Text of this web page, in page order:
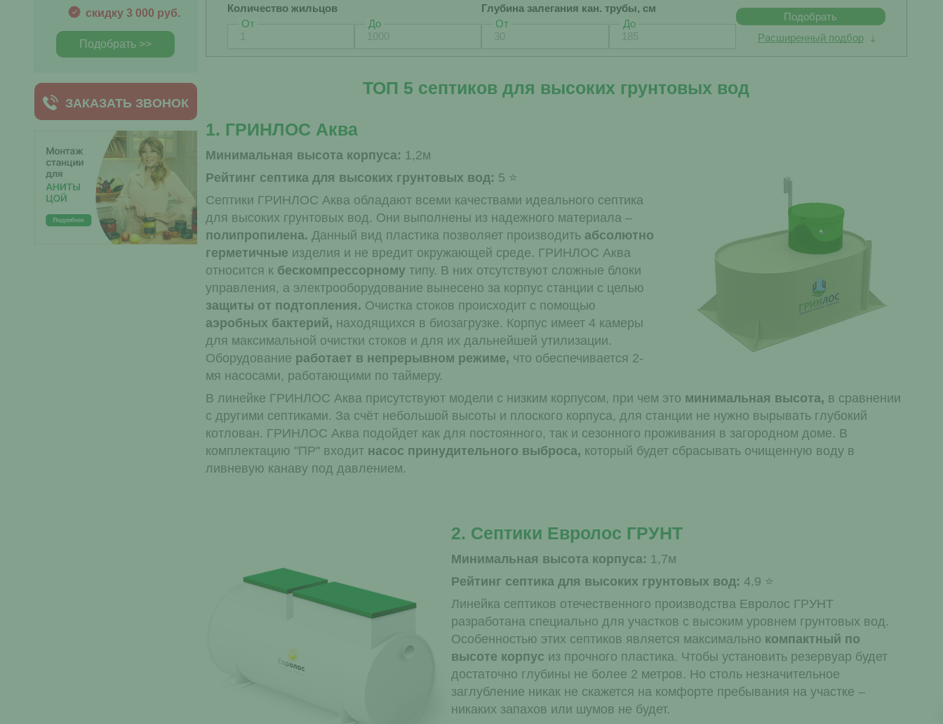
скидку 3 000 руб.
Подобрать >>
ЗАКАЗАТЬ ЗВОНОК
Количество жильцов
От
До
Глубина залегания кан. трубы, см
От
До
Подобрать
Расширенный подбор
ТОП 5 септиков для высоких грунтовых вод
1. ГРИНЛОС Аква
Минимальная высота корпуса: 1,2м
Рейтинг септика для высоких грунтовых вод: 5
Септики ГРИНЛОС Аква обладают всеми качествами идеального септика
для высоких грунтовых вод. Они выполнены из надежного материала –
полипропилена. Данный вид пластика позволяет производить абсолютно
герметичные изделия и не вредит окружающей среде. ГРИНЛОС Аква
относится к бескомпрессорномутипу. В них отсутствуют сложные блоки
управления, а электрооборудование вынесено за корпус станции с целью
защиты от подтопления. Очистка стоков происходит с помощью
аэробных бактерий, находящихся в биозагрузке. Корпус имеет 4 камеры
для максимальной очистки стоков и для их дальнейшей утилизации.
Оборудование работает в непрерывном режиме, что обеспечивается 2-
мя насосами, работающими по таймеру.
В линейке ГРИНЛОС Аква присутствуют модели с низким корпусом, при чем это минимальная высота, в сравнении
с другими септиками. За счёт небольшой высоты и плоского корпуса, для станции не нужно вырывать глубокий
котлован. ГРИНЛОС Аква подойдет как для постоянного, так и сезонного проживания в загородном доме. В
комплектацию "ПР" входит насос принудительного выброса, который будет сбрасывать очищенную воду в
ливневую канаву под давлением.
2. Септики Евролос ГРУНТ
Минимальная высота корпуса: 1,7м
Рейтинг септика для высоких грунтовых вод: 4.9
Линейка септиков отечественного производства Евролос ГРУНТ
разработана специально для участков с высоким уровнем грунтовых вод.
Особенностью этих септиков является максимально компактный по
высоте корпус из прочного пластика. Чтобы установить резервуар будет
достаточно глубины не более 2 метров. Но столь незначительное
заглубление никак не скажется на комфорте пребывания на участке –
никаких запахов или шумов не будет.